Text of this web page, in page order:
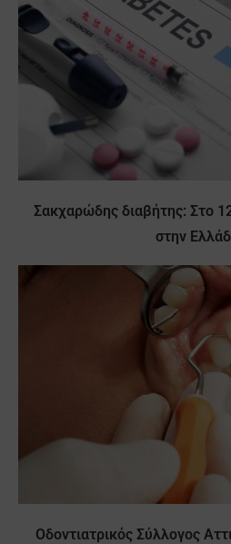
Σακχαρώδης διαβήτης: Στο
στην
Οδοντιατρικός Σύλλογος